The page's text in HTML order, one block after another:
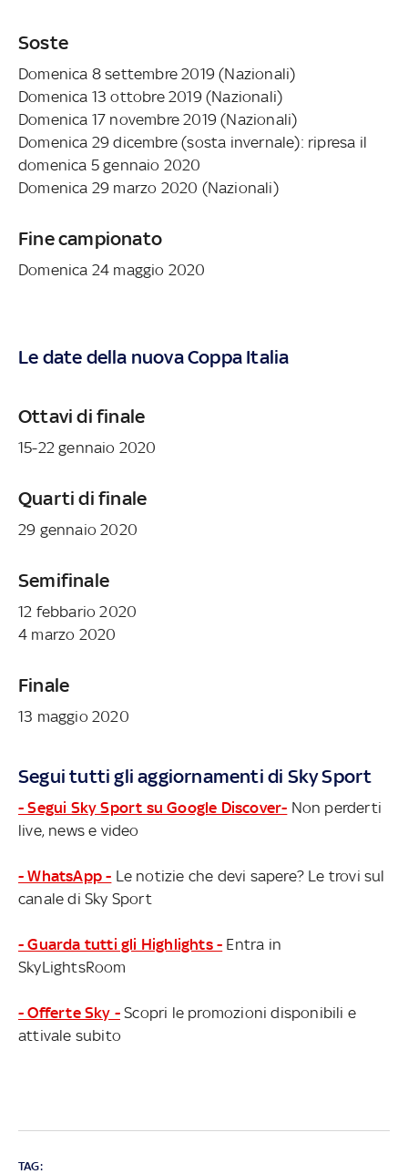
Soste
Domenica 8 settembre 2019 (Nazionali)
Domenica 13 ottobre 2019 (Nazionali)
Domenica 17 novembre 2019 (Nazionali)
Domenica 29 dicembre (sosta invernale): ripresa il
domenica 5 gennaio 2020
Domenica 29 marzo 2020 (Nazionali)
Fine campionato
Domenica 24 maggio 2020
Le date della nuova Coppa Italia
Ottavi di finale
15-22 gennaio 2020
Quarti di finale
29 gennaio 2020
Semifinale
12 febbario 2020
4 marzo 2020
Finale
13 maggio 2020
Segui tutti gli aggiornamenti di Sky Sport
- Segui Sky Sport su Google Discover- Non perderti
live, news e video
- WhatsApp - Le notizie che devi sapere? Le trovi sul
canale di Sky Sport
- Guarda tutti gli Highlights - Entra in
SkyLightsRoom
- Offerte Sky - Scopri le promozioni disponibili e
attivale subito
TAG: